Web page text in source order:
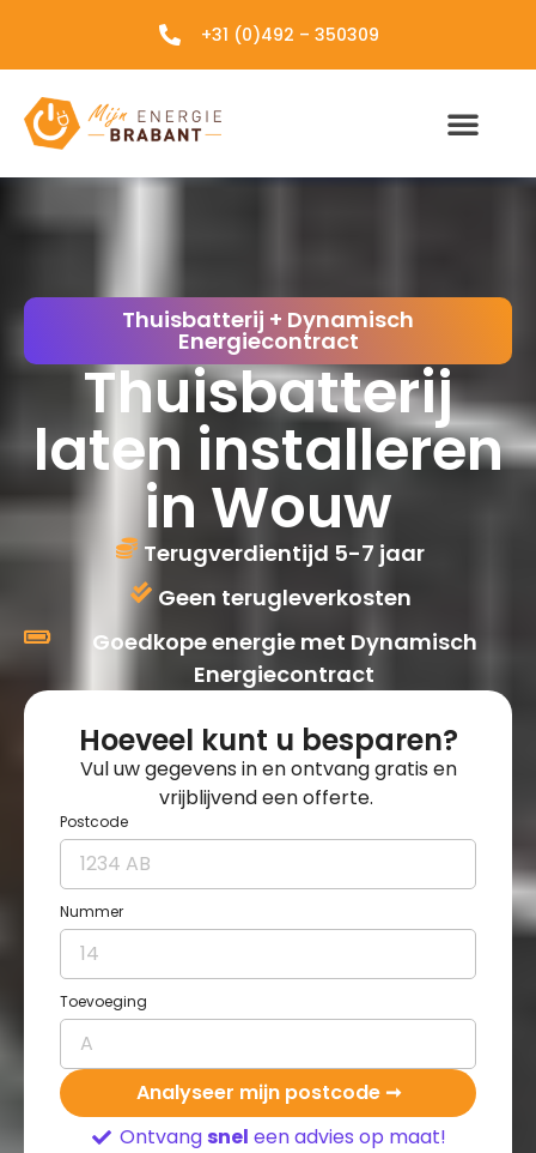
+31 (0)492 – 350309
Thuisbatterij + Dynamisch
Energiecontract
Thuisbatterij
laten installeren
in Wouw
Terugverdientijd 5-7 jaar
Geen terugleverkosten
Goedkope energie met Dynamisch
Energiecontract
Hoeveel kunt u besparen?
Vul uw gegevens in en ontvang gratis en
vrijblijvend een offerte.
Postcode
Nummer
Toevoeging
Analyseer mijn postcode ➞
Ontvang snel een advies op maat!